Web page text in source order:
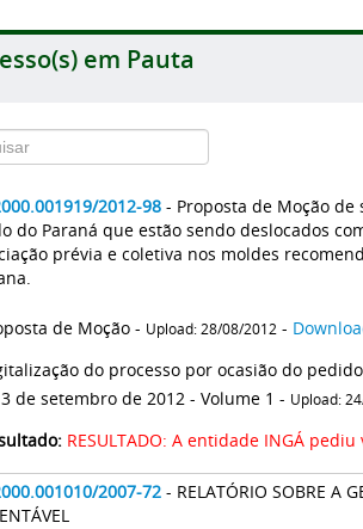
em Pauta
2012-98 - Proposta de Moção
do Paraná que estão sendo deslocados
prévia e coletiva nos moldes
de Moção - Upload: 28/08/2012 -
do processo por ocasião do
de setembro de 2012 - Volume 1 - Upload:
RESULTADO: A entidade INGÁ
2007-72 - RELATÓRIO SOBRE A